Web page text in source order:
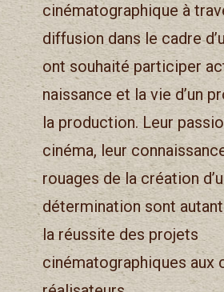
cinématographique à
diffusion dans le cadre
ont souhaité participer
naissance et la vie d’un
la production. Leur
cinéma, leur
rouages de la création
détermination sont
la réussite des projets
cinématographiques aux